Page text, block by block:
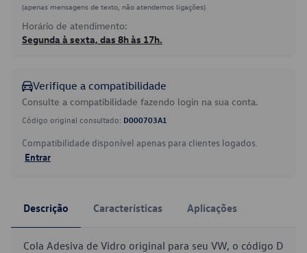
(apenas mensagens de texto, não atendemos ligações)
Horário de atendimento:
Segunda à sexta, das 8h às 17h.
Verifique a compatibilidade
Consulte a compatibilidade fazendo login na sua conta.
Código original consultado: D000703A1
Compatibilidade disponível apenas para clientes logados.
Entrar
Descrição Características Aplicações
Cola Adesiva de Vidro original para seu VW, o código D